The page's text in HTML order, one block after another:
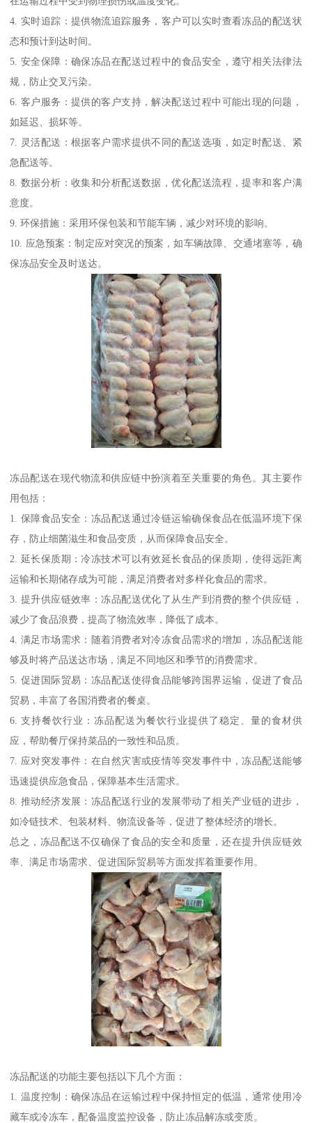
4. 实时追踪：提供物流追踪服务，客户可以实时查看冻品的配送状
态和预计到达时间。
5. 安全保障：确保冻品在配送过程中的食品安全，遵守相关法律法
规，防止交叉污染。
6. 客户服务：提供的客户支持，解决配送过程中可能出现的问题，
如延迟、损坏等。
7. 灵活配送：根据客户需求提供不同的配送选项，如定时配送、紧
急配送等。
8. 数据分析：收集和分析配送数据，优化配送流程，提率和客户满
意度。
9. 环保措施：采用环保包装和节能车辆，减少对环境的影响。
10. 应急预案：制定应对突况的预案，如车辆故障、交通堵塞等，确
保冻品安全及时送达。
冻品配送在现代物流和供应链中扮演着至关重要的角色。其主要作
用包括：
1. 保障食品安全：冻品配送通过冷链运输确保食品在低温环境下保
存，防止细菌滋生和食品变质，从而保障食品安全。
2. 延长保质期：冷冻技术可以有效延长食品的保质期，使得远距离
运输和长期储存成为可能，满足消费者对多样化食品的需求。
3. 提升供应链效率：冻品配送优化了从生产到消费的整个供应链，
减少了食品浪费，提高了物流效率，降低了成本。
4. 满足市场需求：随着消费者对冷冻食品需求的增加，冻品配送能
够及时将产品送达市场，满足不同地区和季节的消费需求。
5. 促进国际贸易：冻品配送使得食品能够跨国界运输，促进了食品
贸易，丰富了各国消费者的餐桌。
6. 支持餐饮行业：冻品配送为餐饮行业提供了稳定、量的食材供
应，帮助餐厅保持菜品的一致性和品质。
7. 应对突发事件：在自然灾害或疫情等突发事件中，冻品配送能够
迅速提供应急食品，保障基本生活需求。
8. 推动经济发展：冻品配送行业的发展带动了相关产业链的进步，
如冷链技术、包装材料、物流设备等，促进了整体经济的增长。
总之，冻品配送不仅确保了食品的安全和质量，还在提升供应链效
率、满足市场需求、促进国际贸易等方面发挥着重要作用。
冻品配送的功能主要包括以下几个方面：
1. 温度控制：确保冻品在运输过程中保持恒定的低温，通常使用冷
藏车或冷冻车，配备温度监控设备，防止冻品解冻或变质。